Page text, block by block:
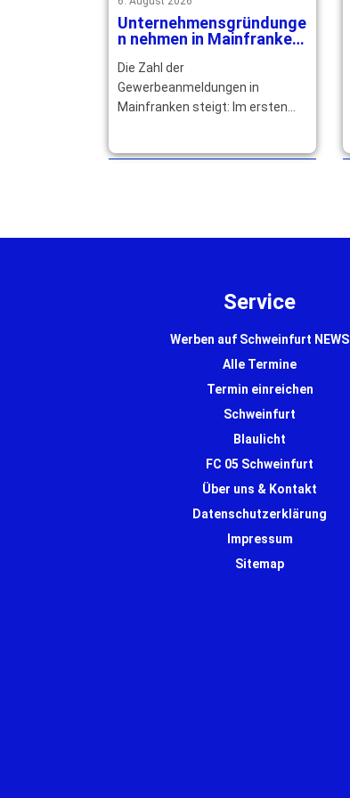
Unternehmensgründunge
n nehmen in Mainfranken
Die Zahl der
Gewerbeanmeldungen in
Mainfranken steigt: Im ersten
Service
Werben auf Schweinfurt NEWS
Alle Termine
Termin einreichen
Schweinfurt
Blaulicht
FC 05 Schweinfurt
Über uns & Kontakt
Datenschutzerklärung
Impressum
Sitemap